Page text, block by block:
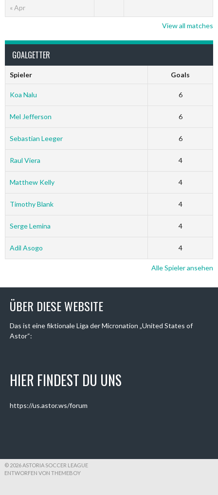
« Apr
View all matches
GOALGETTER
Spieler Goals
Koa Nalu 6
Mel Jefferson 6
Sebastian Leeger 6
Raul Viera 4
Matthew Kelly 4
Timothy Blank 4
Serge Lemina 4
Adil Asogo 4
Alle Spieler ansehen
ÜBER DIESE WEBSITE
Das ist eine fiktionale Liga der Micronation „United States of
Astor“:
HIER FINDEST DU UNS
https://us.astor.ws/forum
© 2026 ASTORIA SOCCER LEAGUE
ENTWORFEN VON THEMEBOY